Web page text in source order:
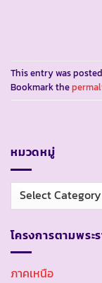
This entry was
Bookmark the
หมวดหมู่
หมวด
หมู่
โครงการตามพระ
ภาคเหนือ